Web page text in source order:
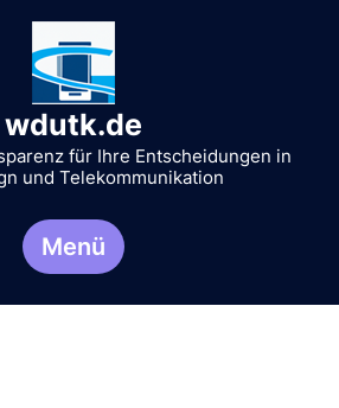
wdutk.de
für Ihre Entscheidungen in
und Telekommunikation
Menü